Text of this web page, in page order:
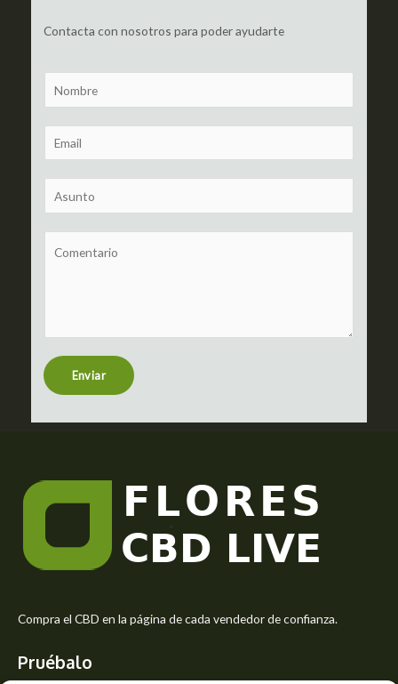
Contacta con nosotros para poder ayudarte
a
m
m
a
u
b
t
r
s
e
Enviar
Compra el CBD en la página de cada vendedor de confianza.
Pruébalo